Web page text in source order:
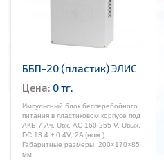
ББП-20 (пластик) ЭЛИС
Цена: 0 тг.
Импульсный блок бесперебойного
питания в пластиковом корпусе под
АКБ 7 Ач. Uвх. AC 160-255 V, Uвых.
DC 13.4 ± 0.4V, 2A (ном.).
Габаритные размеры: 200×170×85
мм.